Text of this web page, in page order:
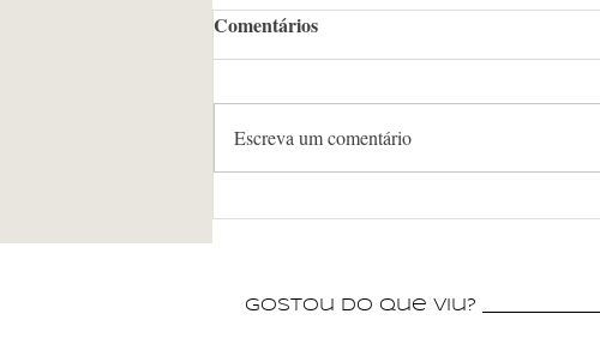
Banda 4&Jazz apresenta
Museu Histórico e Geográfico
Comentários
Escreva um comentário
gostou do que viu?